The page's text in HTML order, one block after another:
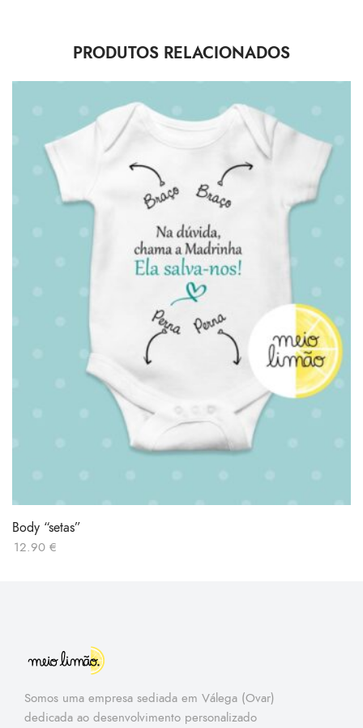
PRODUTOS RELACIONADOS
Body “setas”
12.90 €
Somos uma empresa sediada em Válega (Ovar)
dedicada ao desenvolvimento personalizado